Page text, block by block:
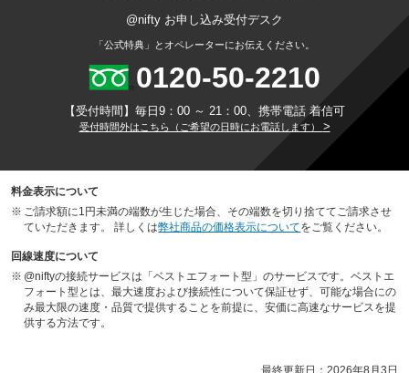
@nifty お申し込み受付デスク
「公式特典」とオペレーターにお伝えください。
0120-50-2210
【受付時間】毎日9：00 ～ 21：00、携帯電話 着信可
受付時間外はこちら（ご希望の日時にお電話します） >
料金表示について
※ ご請求額に1円未満の端数が生じた場合、その端数を切り捨ててご請求させ
ていただきます。 詳しくは弊社商品の価格表示についてをご覧ください。
回線速度について
※ @niftyの接続サービスは「ベストエフォート型」のサービスです。ベストエ
フォート型とは、最大速度および接続性について保証せず、可能な場合にの
み最大限の速度・品質で提供することを前提に、安価に高速なサービスを提
供する方法です。
最終更新日： 2026年8月3日